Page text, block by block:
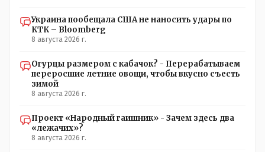
Украина пообещала США не наносить удары по
КТК – Bloomberg
8 августа 2026 г.
Огурцы размером с кабачок? - Перерабатываем
переросшие летние овощи, чтобы вкусно съесть
зимой
8 августа 2026 г.
Проект «Народный гаишник» - Зачем здесь два
«лежачих»?
8 августа 2026 г.